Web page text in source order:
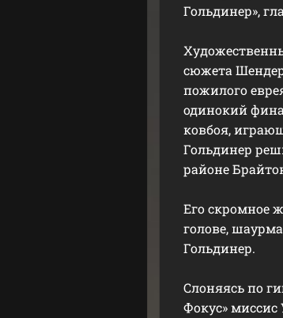
Гольдинер»,
сюжета
пожилого
одинокий
ковбоя,
Гольдинер
районе
Его скромное
голове,
Гольдинер.
Слоняясь по
Фокус» миссис